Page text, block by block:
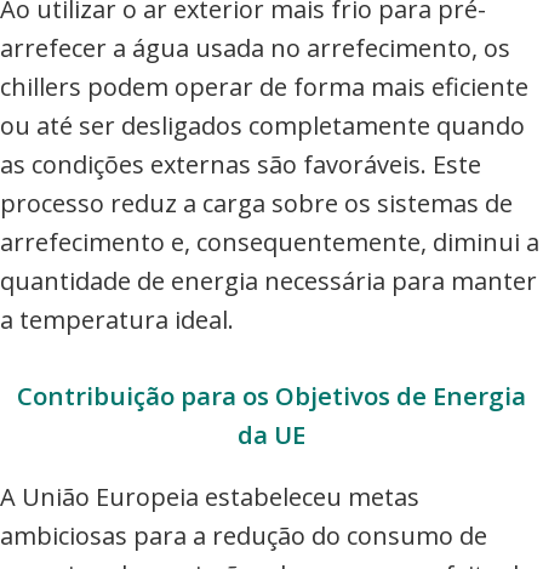
Ao utilizar o ar exterior mais frio para pré-
arrefecer a água usada no arrefecimento, os
chillers podem operar de forma mais eficiente
ou até ser desligados completamente quando
as condições externas são favoráveis. Este
processo reduz a carga sobre os sistemas de
arrefecimento e, consequentemente, diminui a
quantidade de energia necessária para manter
a temperatura ideal.
Contribuição para os Objetivos de Energia
da UE
A União Europeia estabeleceu metas
ambiciosas para a redução do consumo de